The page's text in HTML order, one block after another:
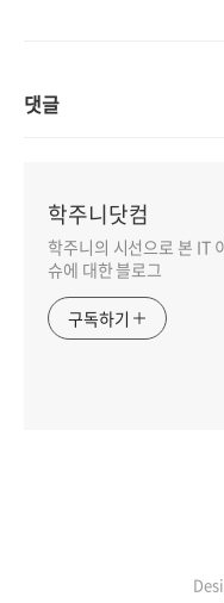
댓글
학주니닷컴
학주니의 시선으로 본 IT
슈에 대한 블로그
구독하기